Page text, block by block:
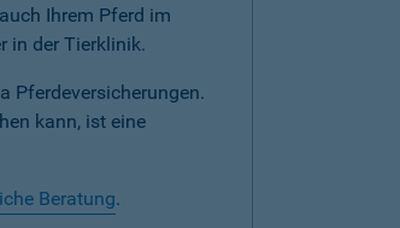
Ihrem Pferd im
in der Tierklinik.
Pferdeversicherungen.
kann, ist eine
Beratung.